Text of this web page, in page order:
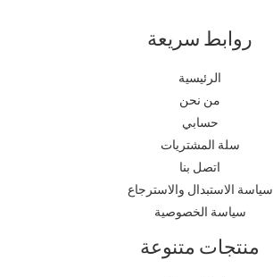
روابط سريعة
الرئيسية
من نحن
حسابي
سلة المشتريات
اتصل بنا
سياسة الاستبدال والاسترجاع
سياسة الخصوصية
منتجات متنوعة